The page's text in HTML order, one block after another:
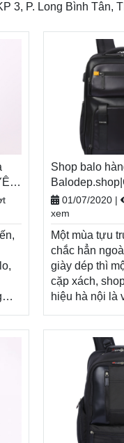
3, P. Long Bình Tân,
Shop balo
BALO-TÚI
01/07/2020 |
xem
Một mùa tựu
chắc hẳn
giày dép thì
cặp xách,
hiệu hà nội là
năng lượng
học mới đầy
Nhân dịp năm
mới,
khách hàng
chương trình
mãi vô cùng
dạng sản phẩm.